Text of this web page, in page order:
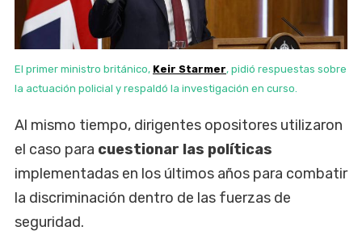
El primer ministro británico, Keir Starmer, pidió respuestas sobre
la actuación policial y respaldó la investigación en curso.
Al mismo tiempo, dirigentes opositores utilizaron
el caso para cuestionar las políticas
implementadas en los últimos años para combatir
la discriminación dentro de las fuerzas de
seguridad.